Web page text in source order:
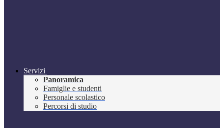
Servizi
Panoramica
Famiglie e studenti
Personale scolastico
Percorsi di studio